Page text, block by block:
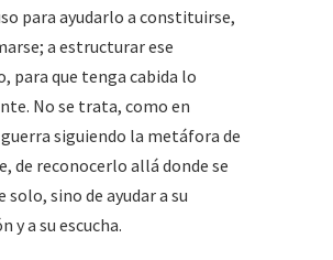
para ayudarlo a constituirse,
a estructurar ese
para que tenga cabida lo
No se trata, como en
siguiendo la metáfora de
de reconocerlo allá donde se
solo, sino de ayudar a su
y a su escucha.